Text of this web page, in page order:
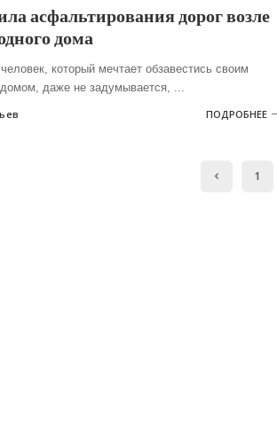
асфальтирования дорог возле
дома
который мечтает обзавестись своим
даже не задумывается,
ПОДРОБНЕЕ
1